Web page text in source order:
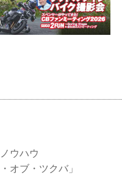
ウハウ
オブ・ツクバ」